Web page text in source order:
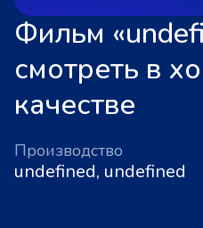
Фильм
смотреть в
качестве
Производство
undefined, undefined